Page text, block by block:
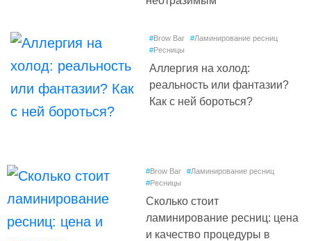
#Brow Bar #Ламинирование ресниц
#Ресницы
Аллергия на холод:
реальность или фантазии?
Как с ней бороться?
#Brow Bar #Ламинирование ресниц
#Ресницы
Сколько стоит
ламинирование ресниц: цена
и качество процедуры в